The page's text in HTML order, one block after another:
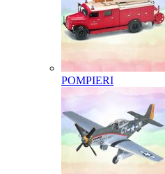
POMPIERI